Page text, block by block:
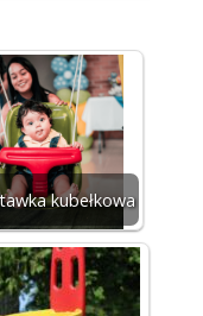
kubełkowa